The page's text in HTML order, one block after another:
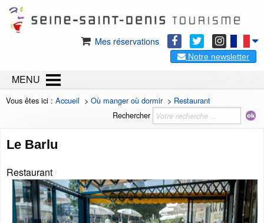
Mes réservations
Notre newsletter
MENU
Vous êtes ici : Accueil > Où manger où dormir> Restaurant
Rechercher
Le Barlu
Restaurant